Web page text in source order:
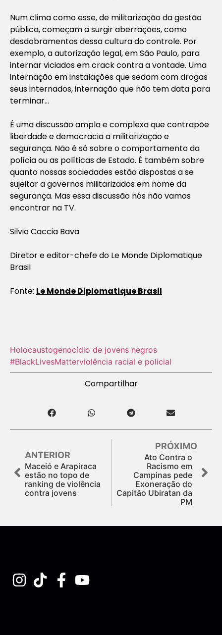
Num clima como esse, de militarização da gestão
pública, começam a surgir aberrações, como
desdobramentos dessa cultura do controle. Por
exemplo, a autorização legal, em São Paulo, para
internar viciados em crack contra a vontade. Uma
internação em instalações que sedam com drogas
seus internados, internação que não tem data para
terminar…
É uma discussão ampla e complexa que contrapõe
liberdade e democracia a militarização e
segurança. Não é só sobre o comportamento da
polícia ou as políticas de Estado. É também sobre
quanto nossas sociedades estão dispostas a se
sujeitar a governos militarizados em nome da
segurança. Mas essa discussão nós não vamos
encontrar na TV.
Silvio Caccia Bava
Diretor e editor-chefe do Le Monde Diplomatique
Brasil
Fonte: Le Monde Diplomatique Brasil
Holocausto‬genocídio de jovens negros
#BlackLivesMatterviolência racial e policial
Compartilhar
ANTERIOR
Maceió e Arapiraca
estão no topo de
ranking de violência
contra jovens
PRÓXIMO
Ato Contra o
Racismo em
Campinas pede
Exoneração do
Capitão Ubiratan da
PM